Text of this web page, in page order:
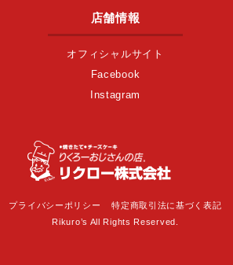
店舗情報
オフィシャルサイト
Facebook
Instagram
プライバシーポリシー
特定商取引法に基づく表記
Rikuro’s All Rights Reserved.